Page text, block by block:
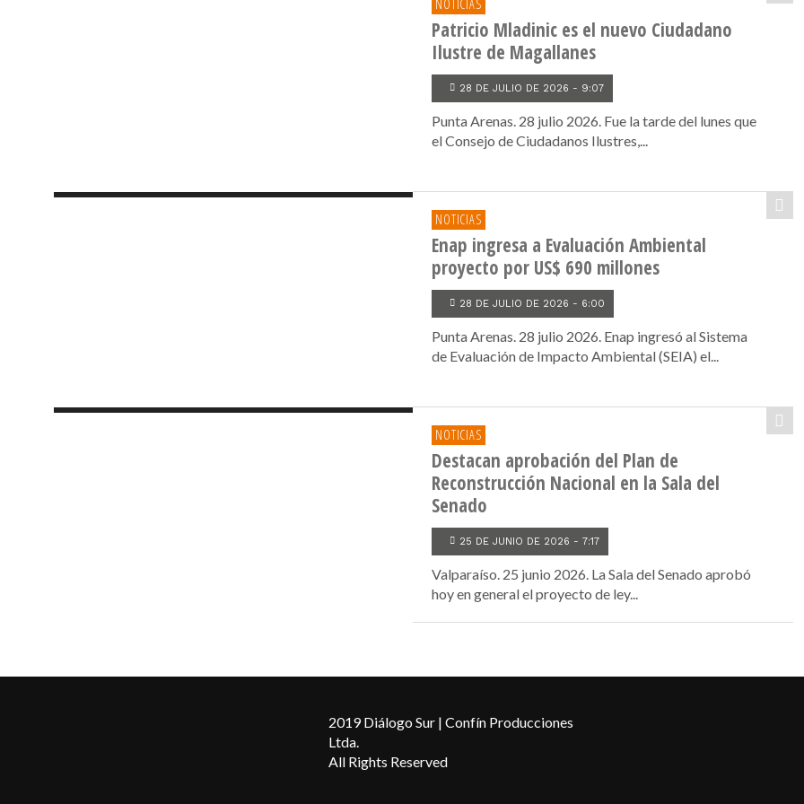
NOTICIAS
Patricio Mladinic es el nuevo Ciudadano
Ilustre de Magallanes
28 DE JULIO DE 2026 - 9:07
Punta Arenas. 28 julio 2026. Fue la tarde del lunes que
el Consejo de Ciudadanos Ilustres,...
NOTICIAS
Enap ingresa a Evaluación Ambiental
proyecto por US$ 690 millones
28 DE JULIO DE 2026 - 6:00
Punta Arenas. 28 julio 2026. Enap ingresó al Sistema
de Evaluación de Impacto Ambiental (SEIA) el...
NOTICIAS
Destacan aprobación del Plan de
Reconstrucción Nacional en la Sala del
Senado
25 DE JUNIO DE 2026 - 7:17
Valparaíso. 25 junio 2026. La Sala del Senado aprobó
hoy en general el proyecto de ley...
2019 Diálogo Sur | Confín Producciones
Ltda.
All Rights Reserved